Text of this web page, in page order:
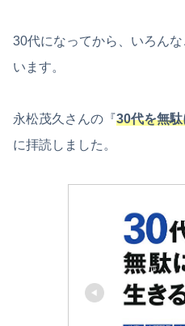
30代になってから、いろん
います。
永松茂久さんの『30代を無
に拝読しました。